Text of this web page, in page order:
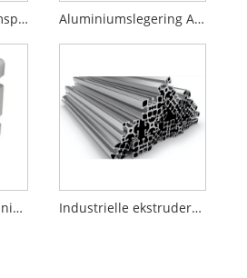
Solpanel aluminiumsprofiler og stålskinner Aluminiumslegering Aluminiumsekstrudering
H-formet rille aluminiumsprofil Industrielle ekstruderede aluminiumsprofiler